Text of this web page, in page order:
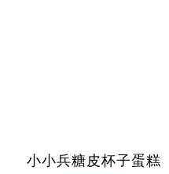
小小兵糖皮杯子蛋糕